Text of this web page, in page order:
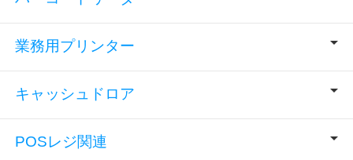
業務用プリンター
キャッシュドロア
POSレジ関連